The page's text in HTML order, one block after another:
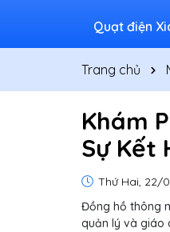
Quạt điện
Trang chủ
Khám
Sự Kết
Thứ Hai, 22/
Đồng hồ thông
quản lý và giáo